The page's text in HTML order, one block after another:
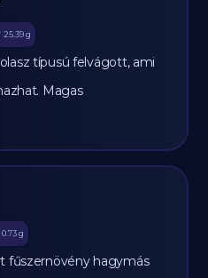
25.39 g
típusú felvágott, ami
Magas
0.73 g
fűszernövény hagymás